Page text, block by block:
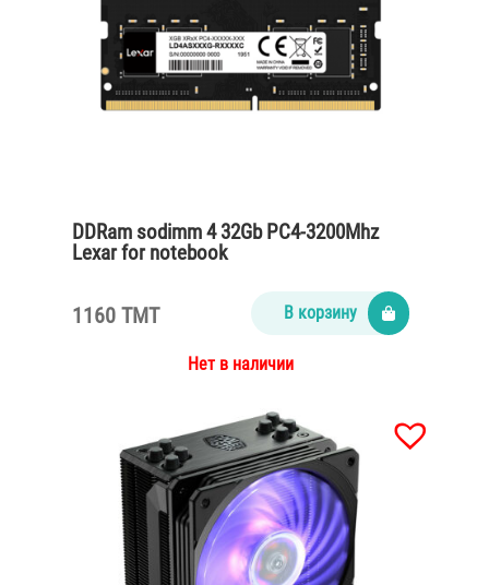
DDRam sodimm 4 32Gb PC4-3200Mhz
Lexar for notebook
1160 TMT В корзину
Нет в наличии